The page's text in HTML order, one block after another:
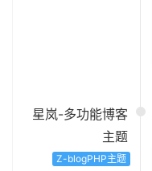
星岚-多功能博客
主题
Z-blogPHP主题